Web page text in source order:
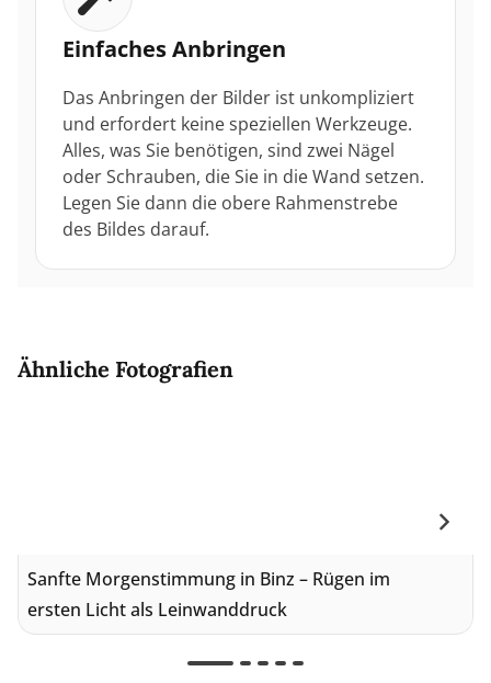
Einfaches Anbringen
Das Anbringen der Bilder ist unkompliziert
und erfordert keine speziellen Werkzeuge.
Alles, was Sie benötigen, sind zwei Nägel
oder Schrauben, die Sie in die Wand setzen.
Legen Sie dann die obere Rahmenstrebe
des Bildes darauf.
Ähnliche Fotografien
Sanfte Morgenstimmung in Binz – Rügen im
ersten Licht als Leinwanddruck